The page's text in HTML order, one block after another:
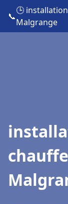
📞
🕒
Malgrange